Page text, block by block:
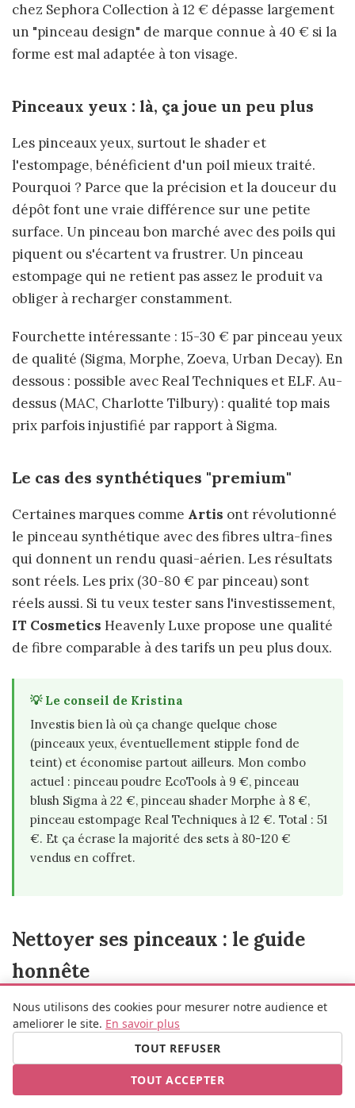
chez Sephora Collection à 12 € dépasse largement
un "pinceau design" de marque connue à 40 € si la
forme est mal adaptée à ton visage.
Pinceaux yeux : là, ça joue un peu plus
Les pinceaux yeux, surtout le shader et
l'estompage, bénéficient d'un poil mieux traité.
Pourquoi ? Parce que la précision et la douceur du
dépôt font une vraie différence sur une petite
surface. Un pinceau bon marché avec des poils qui
piquent ou s'écartent va frustrer. Un pinceau
estompage qui ne retient pas assez le produit va
obliger à recharger constamment.
Fourchette intéressante : 15-30 € par pinceau yeux
de qualité (Sigma, Morphe, Zoeva, Urban Decay). En
dessous : possible avec Real Techniques et ELF. Au-
dessus (MAC, Charlotte Tilbury) : qualité top mais
prix parfois injustifié par rapport à Sigma.
Le cas des synthétiques "premium"
Certaines marques comme Artis ont révolutionné
le pinceau synthétique avec des fibres ultra-fines
qui donnent un rendu quasi-aérien. Les résultats
sont réels. Les prix (30-80 € par pinceau) sont
réels aussi. Si tu veux tester sans l'investissement,
IT Cosmetics Heavenly Luxe propose une qualité
de fibre comparable à des tarifs un peu plus doux.
💡 Le conseil de Kristina
Investis bien là où ça change quelque chose
(pinceaux yeux, éventuellement stipple fond de
teint) et économise partout ailleurs. Mon combo
actuel : pinceau poudre EcoTools à 9 €, pinceau
blush Sigma à 22 €, pinceau shader Morphe à 8 €,
pinceau estompage Real Techniques à 12 €. Total : 51
€. Et ça écrase la majorité des sets à 80-120 €
vendus en coffret.
Nettoyer ses pinceaux : le guide
honnête
C'est la partie que tout le monde évite de faire et
que tout le monde culpabilise de ne pas faire. Alors
soyons honnêtes : voilà vraiment ce que tu dois
faire, à quel rythme, et avec quoi.
Nous utilisons des cookies pour mesurer notre audience et
ameliorer le site. En savoir plus
TOUT REFUSER
TOUT ACCEPTER